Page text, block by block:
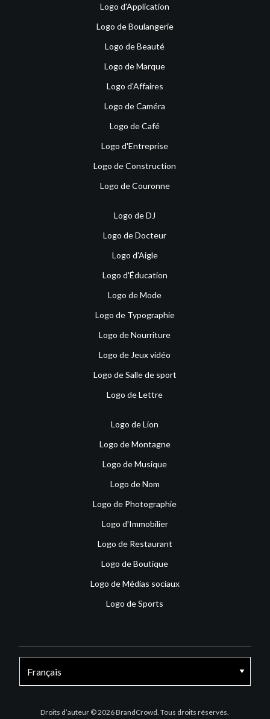
Logo d'Application
Logo de Boulangerie
Logo de Beauté
Logo de Marque
Logo d'Affaires
Logo de Caméra
Logo de Café
Logo d'Entreprise
Logo de Construction
Logo de Couronne
Logo de DJ
Logo de Docteur
Logo d'Aigle
Logo d'Éducation
Logo de Mode
Logo de Typographie
Logo de Nourriture
Logo de Jeux vidéo
Logo de Salle de sport
Logo de Lettre
Logo de Lion
Logo de Montagne
Logo de Musique
Logo de Nom
Logo de Photographie
Logo d'Immobilier
Logo de Restaurant
Logo de Boutique
Logo de Médias sociaux
Logo de Sports
Droits d’auteur © 2026 BrandCrowd. Tous droits réservés.